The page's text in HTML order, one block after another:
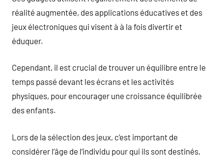
réalité augmentée, des applications éducatives et des
jeux électroniques qui visent à à la fois divertir et
éduquer.
Cependant, il est crucial de trouver un équilibre entre le
temps passé devant les écrans et les activités
physiques, pour encourager une croissance équilibrée
des enfants.
Lors de la sélection des jeux, c’est important de
considérer l’âge de l’individu pour qui ils sont destinés,